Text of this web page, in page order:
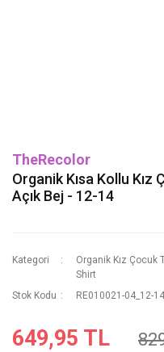
TheRecolor
Organik Kısa Kollu
Açık Bej - 12-14
Kategori
Organik Kız Çocuk
Shirt
Stok Kodu RE010021-04_12-14
649,95 TL